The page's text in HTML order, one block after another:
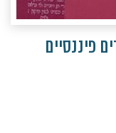
פיננסיים